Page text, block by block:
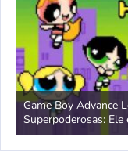
Game Boy Advance
Superpoderosas: